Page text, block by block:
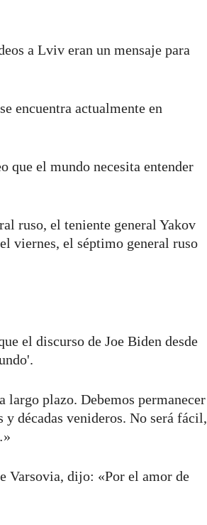
a Lviv eran un mensaje para
encuentra actualmente en
que el mundo necesita entender
ruso, el teniente general Yakov
viernes, el séptimo general ruso
el discurso de Joe Biden desde
largo plazo. Debemos permanecer
y décadas venideros. No será fácil,
Varsovia, dijo: «Por el amor de